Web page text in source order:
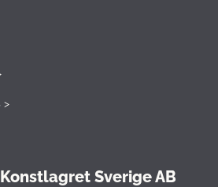
>
Sverige AB